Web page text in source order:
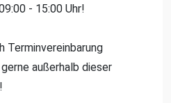
- 15:00 Uhr!
Terminvereinbarung
außerhalb dieser